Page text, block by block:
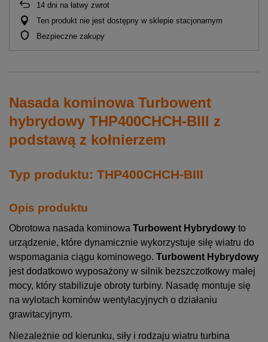
14 dni na łatwy zwrot
Ten produkt nie jest dostępny w sklepie stacjonarnym
Bezpieczne zakupy
Nasada kominowa Turbowent
hybrydowy THP400CHCH-BIII z
podstawą z kołnierzem
Typ produktu: THP400CHCH-BIII
Opis produktu
Obrotowa nasada kominowa Turbowent Hybrydowy to
urządzenie, które dynamicznie wykorzystuje siłę wiatru do
wspomagania ciągu kominowego. Turbowent Hybrydowy
jest dodatkowo wyposażony w silnik bezszczotkowy małej
mocy, który stabilizuje obroty turbiny. Nasadę montuje się
na wylotach kominów wentylacyjnych o działaniu
grawitacyjnym.
Niezależnie od kierunku, siły i rodzaju wiatru turbina